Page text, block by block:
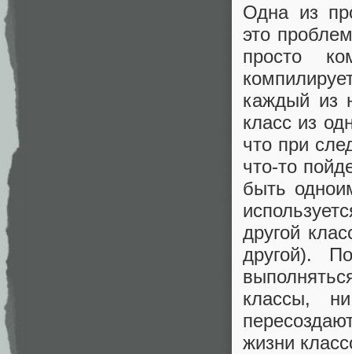
Одна из
это
просто
каждый из
класс из
что при
что-то
быть
другой
другой).
классы,
жизни